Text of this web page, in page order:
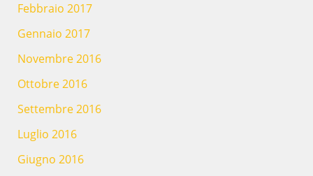
Febbraio 2017
Gennaio 2017
Novembre 2016
Ottobre 2016
Settembre 2016
Luglio 2016
Giugno 2016